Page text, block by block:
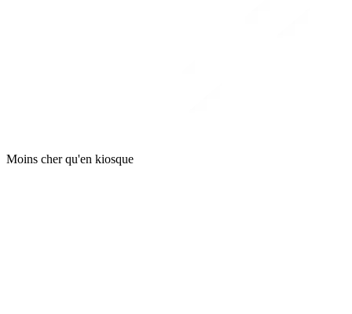
Moins cher qu'en kiosque